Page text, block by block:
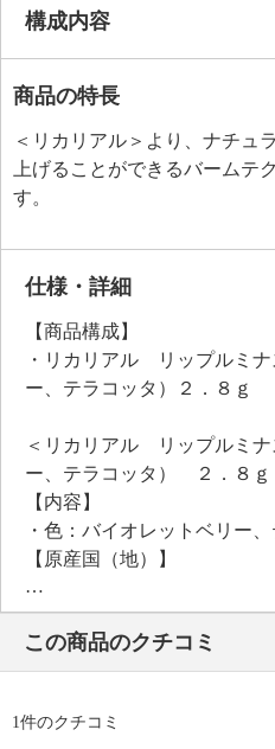
構成内容
商品の特長
＜リカリアル＞より、ナチュ
上げることができるバームテ
す。
仕様・詳細
【商品構成】
・リカリアル リップルミナ
ー、テラコッタ）２．８ｇ
＜リカリアル リップルミナ
ー、テラコッタ） ２．８ｇ
【内容】
・色：バイオレットベリー
【原産国（地）】
・中国製
この商品のクチコミ
1件のクチコミ